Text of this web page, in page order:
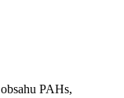
PAHs,